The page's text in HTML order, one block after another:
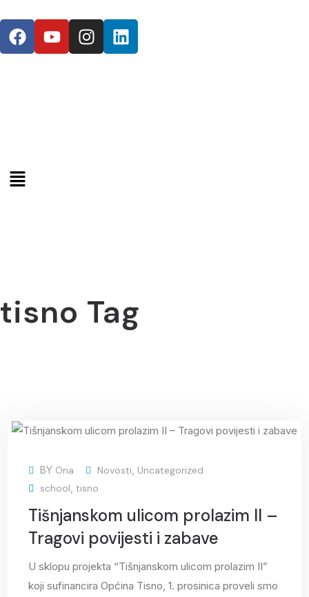
tisno Tag
pro
BY Ona Novosti Uncategorized
school ,tisno
Tišnjanskom ulicom prolazim II –
Tragovi povijesti i zabave
U sklopu projekta “Tišnjanskom ulicom prolazim II”
koji sufinancira Općina Tisno, 1. prosinica proveli smo